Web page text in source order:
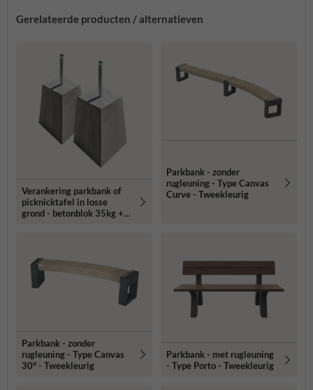
Gerelateerde producten / alternatieven
Verankering parkbank of
picknicktafel in losse
grond - betonblok 35kg +
Parkbank - zonder
rugleuning - Type Canvas
Curve - Tweekleurig
Parkbank - zonder
rugleuning - Type Canvas
30° - Tweekleurig
Parkbank - met rugleuning
- Type Porto - Tweekleurig